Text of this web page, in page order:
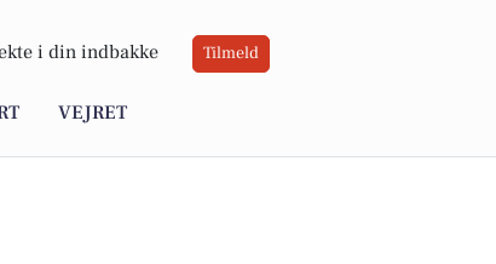
i din indbakke Tilmeld
VEJRET